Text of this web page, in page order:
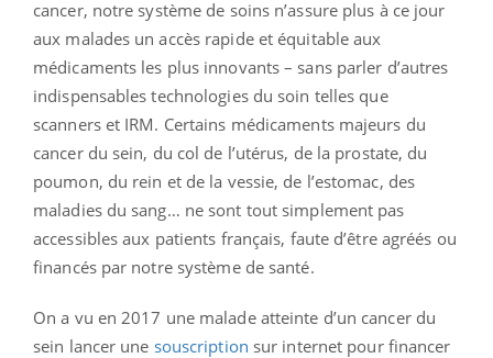
cancer, notre système de soins n’assure plus à ce jour
aux malades un accès rapide et équitable aux
médicaments les plus innovants – sans parler d’autres
indispensables technologies du soin telles que
scanners et IRM. Certains médicaments majeurs du
cancer du sein, du col de l’utérus, de la prostate, du
poumon, du rein et de la vessie, de l’estomac, des
maladies du sang… ne sont tout simplement pas
accessibles aux patients français, faute d’être agréés ou
financés par notre système de santé.
On a vu en 2017 une malade atteinte d’un cancer du
sein lancer une souscription sur internet pour financer